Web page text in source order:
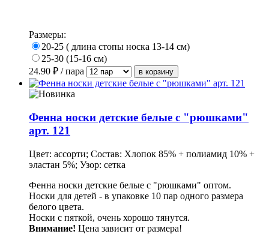
Размеры:
20-25 ( длина стопы носка 13-14 см)
25-30 (15-16 см)
24.90 ₽ / пара
Фенна носки детские белые с "рюшками"
арт. 121
Цвет: ассорти; Состав: Хлопок 85% + полиамид 10% +
эластан 5%; Узор: сетка
Фенна носки детские белые с "рюшками" оптом.
Носки для детей - в упаковке 10 пар одного размера
белого цвета.
Носки с пяткой, очень хорошо тянутся.
Внимание! Цена зависит от размера!